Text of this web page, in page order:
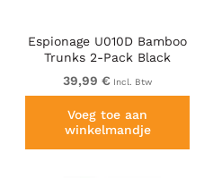
Espionage U010D Bamboo
Trunks 2-Pack Black
39,99 € Incl. Btw
Voeg toe aan
winkelmandje